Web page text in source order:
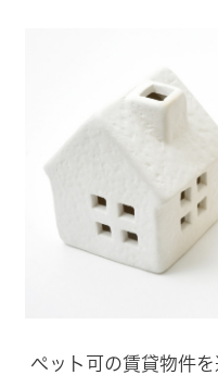
ペット可の賃貸物件